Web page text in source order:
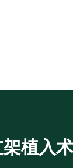
植入术